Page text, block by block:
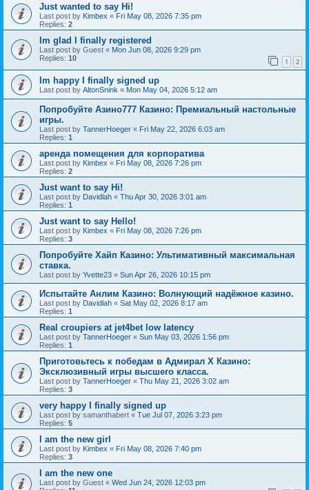
Just wanted to say Hi!
Last post by Kimbex « Fri May 08, 2026 7:35 pm
Replies: 2
Im glad I finally registered
Last post by Guest « Mon Jun 08, 2026 9:29 pm
Replies: 10 1 2
Im happy I finally signed up
Last post by AltonSnink « Mon May 04, 2026 5:12 am
Попробуйте Азино777 Казино: Премиальный настольные
игры.
Last post by TannerHoeger « Fri May 22, 2026 6:03 am
Replies: 1
аренда помещения для корпоратива
Last post by Kimbex « Fri May 08, 2026 7:26 pm
Replies: 2
Just want to say Hi!
Last post by Davidlah « Thu Apr 30, 2026 3:01 am
Replies: 1
Just want to say Hello!
Last post by Kimbex « Fri May 08, 2026 7:26 pm
Replies: 3
Попробуйте Хайп Казино: Ультимативный максимальная
ставка.
Last post by Yvette23 « Sun Apr 26, 2026 10:15 pm
Испытайте Анлим Казино: Волнующий надёжное казино.
Last post by Davidlah « Sat May 02, 2026 8:17 am
Replies: 1
Real croupiers at jet4bet low latency
Last post by TannerHoeger « Sun May 03, 2026 1:56 pm
Replies: 1
Приготовьтесь к победам в Адмирал Х Казино:
Эксклюзивный игры высшего класса.
Last post by TannerHoeger « Thu May 21, 2026 3:02 am
Replies: 3
very happy I finally signed up
Last post by samanthabert « Tue Jul 07, 2026 3:23 pm
Replies: 5
I am the new girl
Last post by Kimbex « Fri May 08, 2026 7:40 pm
Replies: 3
I am the new one
Last post by Guest « Wed Jun 24, 2026 12:03 pm